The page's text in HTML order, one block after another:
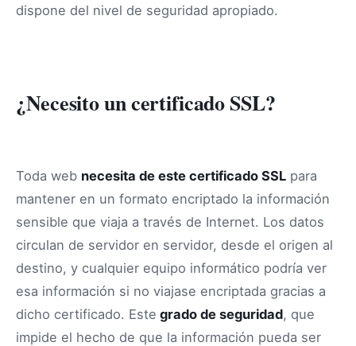
dispone del nivel de seguridad apropiado.
¿Necesito un certificado SSL?
Toda web necesita de este certificado SSL para
mantener en un formato encriptado la información
sensible que viaja a través de Internet. Los datos
circulan de servidor en servidor, desde el origen al
destino, y cualquier equipo informático podría ver
esa información si no viajase encriptada gracias a
dicho certificado. Este grado de seguridad, que
impide el hecho de que la información pueda ser